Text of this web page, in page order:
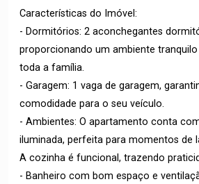
Características do Imóvel:
- Dormitórios: 2 aconchegantes
proporcionando um ambiente
toda a família.
- Garagem: 1 vaga de garagem,
comodidade para o seu veículo.
- Ambientes: O apartamento conta
iluminada, perfeita para momentos de
A cozinha é funcional, trazendo
- Banheiro com bom espaço e